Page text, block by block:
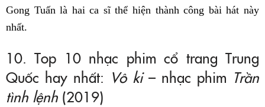
Gong Tuấn là hai ca sĩ thể hiện thành công bài hát này
nhất.
10. Top 10 nhạc phim cổ trang Trung
Quốc hay nhất: Vô ki– nhạc phim Trần
tình lệnh (2019)